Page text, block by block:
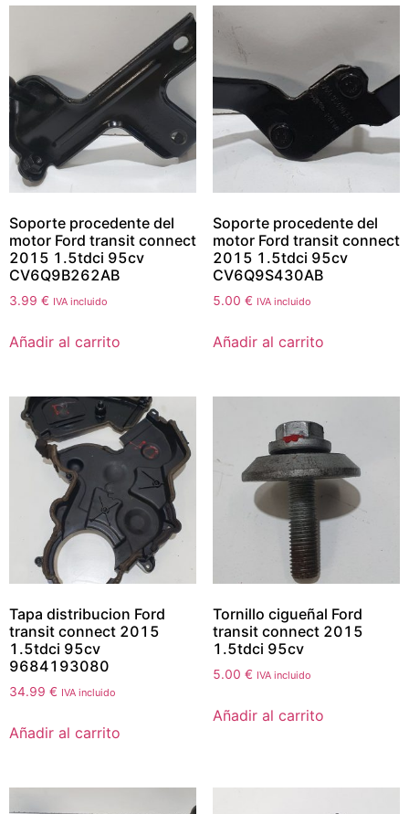
Soporte procedente del
motor Ford transit connect
2015 1.5tdci 95cv
CV6Q9B262AB
3.99 € IVA incluido
Añadir al carrito
Soporte procedente del
motor Ford transit connect
2015 1.5tdci 95cv
CV6Q9S430AB
5.00 € IVA incluido
Añadir al carrito
Tapa distribucion Ford
transit connect 2015
1.5tdci 95cv
9684193080
34.99 € IVA incluido
Añadir al carrito
Tornillo cigueñal Ford
transit connect 2015
1.5tdci 95cv
5.00 € IVA incluido
Añadir al carrito